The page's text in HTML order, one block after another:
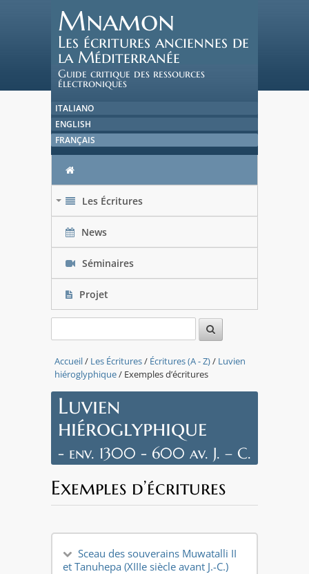
Mnamon
Les écritures anciennes de
la Méditerranée
Guide critique des ressources
électroniques
ITALIANO
ENGLISH
FRANÇAIS
Les Écritures
News
Séminaires
Projet
Accueil/ Les Écritures/ Écritures (A - Z)/ Luvien
hiéroglyphique/ Exemples d’écritures
Luvien
hiéroglyphique
- env. 1300 - 600 av. J. – C.
Exemples d’écritures
Sceau des souverains Muwatalli II
et Tanuhepa (XIIIe siècle avant J.-C.)